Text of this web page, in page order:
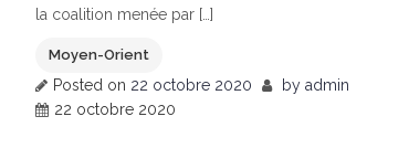
la coalition menée par […]
Moyen-Orient
Posted on 22 octobre 2020 by admin
22 octobre 2020